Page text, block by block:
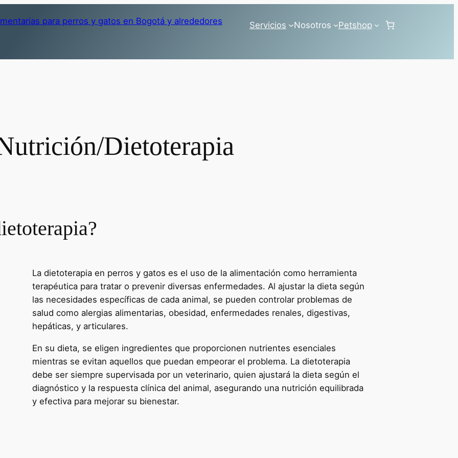
Servicios Nosotros
Petshop
Dietoterapia
La dietoterapia en perros y gatos es el uso de la alimentación como herramienta
terapéutica para tratar o prevenir diversas enfermedades. Al ajustar la dieta según
las necesidades específicas de cada animal, se pueden controlar problemas de
salud como alergias alimentarias, obesidad, enfermedades renales, digestivas,
hepáticas, y articulares.
En su dieta, se eligen ingredientes que proporcionen nutrientes esenciales
mientras se evitan aquellos que puedan empeorar el problema. La dietoterapia
debe ser siempre supervisada por un veterinario, quien ajustará la dieta según el
diagnóstico y la respuesta clínica del animal, asegurando una nutrición equilibrada
y efectiva para mejorar su bienestar.